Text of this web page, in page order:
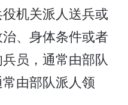
机关派人送兵或
、身体条件或者
员，通常由部队
由部队派人领